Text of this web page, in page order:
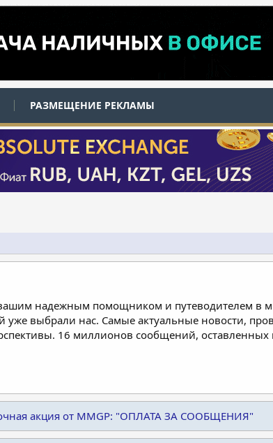
РАЗМЕЩЕНИЕ РЕКЛАМЫ
надежным помощником и путеводителем в
выбрали нас. Самые актуальные новости,
16 миллионов сообщений,
акция от MMGP: "ОПЛАТА ЗА СООБЩЕНИЯ"